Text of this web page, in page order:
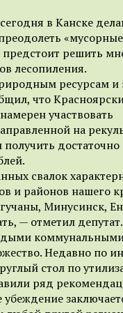
в Канске
«мусорные
решить
лесопиления.
ресурсам и
что
участвовать
на
получить
свалок
и районов нашего
Минусинск,
— отметил депутат.
Недавно по
стол по
ряд